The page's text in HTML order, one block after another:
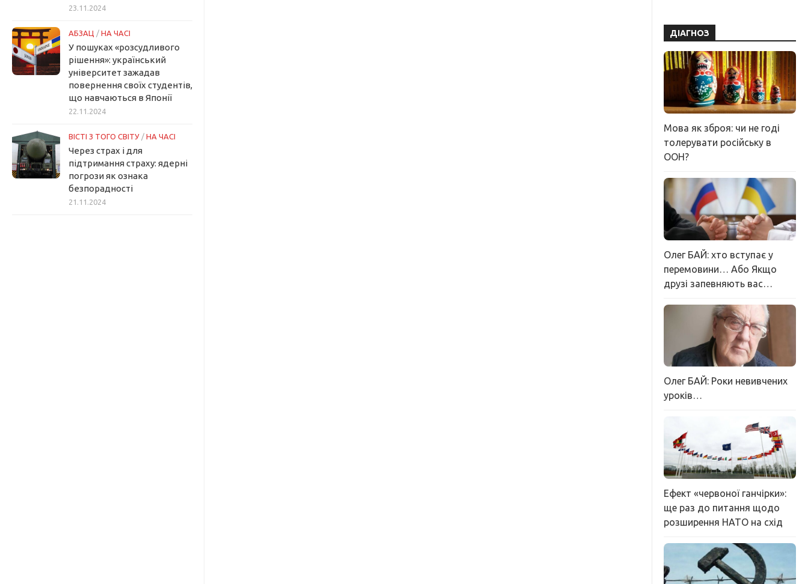
23.11.2024
АБЗАЦ / НА ЧАСІ
У пошуках «розсудливого
рішення»: український
університет зажадав
повернення своїх студентів,
що навчаються в Японії
22.11.2024
ВІСТІ З ТОГО СВІТУ / НА ЧАСІ
Через страх і для
підтримання страху: ядерні
погрози як ознака
безпорадності
21.11.2024
ДІАГНОЗ
Мова як зброя: чи не годі
толерувати російську в
ООН?
Олег БАЙ: хто вступає у
перемовини… Або Якщо
друзі запевняють вас…
Олег БАЙ: Роки невивчених
уроків…
Ефект «червоної ганчірки»:
ще раз до питання щодо
розширення НАТО на схід